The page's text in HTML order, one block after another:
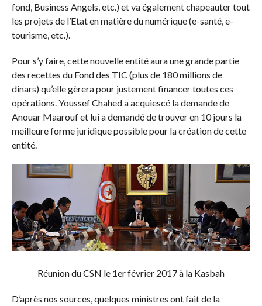
fond, Business Angels, etc.) et va également chapeauter tout
les projets de l’Etat en matière du numérique (e-santé, e-
tourisme, etc.).
Pour s’y faire, cette nouvelle entité aura une grande partie
des recettes du Fond des TIC (plus de 180 millions de
dinars) qu’elle gèrera pour justement financer toutes ces
opérations. Youssef Chahed a acquiescé la demande de
Anouar Maarouf et lui a demandé de trouver en 10 jours la
meilleure forme juridique possible pour la création de cette
entité.
Réunion du CSN le 1er février 2017 à la Kasbah
D’après nos sources, quelques ministres ont fait de la